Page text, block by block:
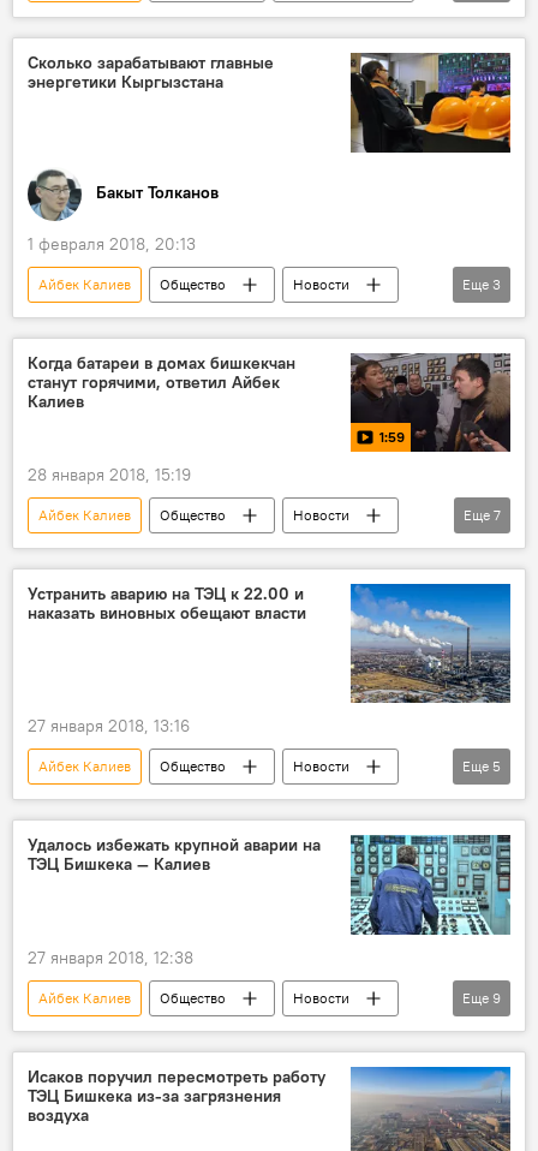
экономика
электроэнергия
Сколько зарабатывают главные
энергетики Кыргызстана
Бакыт Толканов
1 февраля 2018, 20:13
Айбек Калиев Общество
Новости
Кыргызстан
Бакыт Есенбаева
Нурлан Садыков
Еще 3
Когда батареи в домах бишкекчан
станут горячими, ответил Айбек
Калиев
1:59
28 января 2018, 15:19
Айбек Калиев Общество
Новости
видео
Кыргызстан
Мультимедиа
Сапар Исаков
ТЭЦ
авария
Авария на ТЭЦ Бишкека
Еще 7
Устранить аварию на ТЭЦ к 22.00 и
наказать виновных обещают власти
27 января 2018, 13:16
Айбек Калиев Общество
Новости
Кыргызстан
Происшествия
ТЭЦ
авария
Авария на ТЭЦ Бишкека
Еще 5
Удалось избежать крупной аварии на
ТЭЦ Бишкека — Калиев
27 января 2018, 12:38
Айбек Калиев Общество
Новости
Кыргызстан
Происшествия
Бишкек
ТЭЦ
авария
неполадки
холода
Еще 9
Исаков поручил пересмотреть работу
ТЭЦ Бишкека из-за загрязнения
воздуха